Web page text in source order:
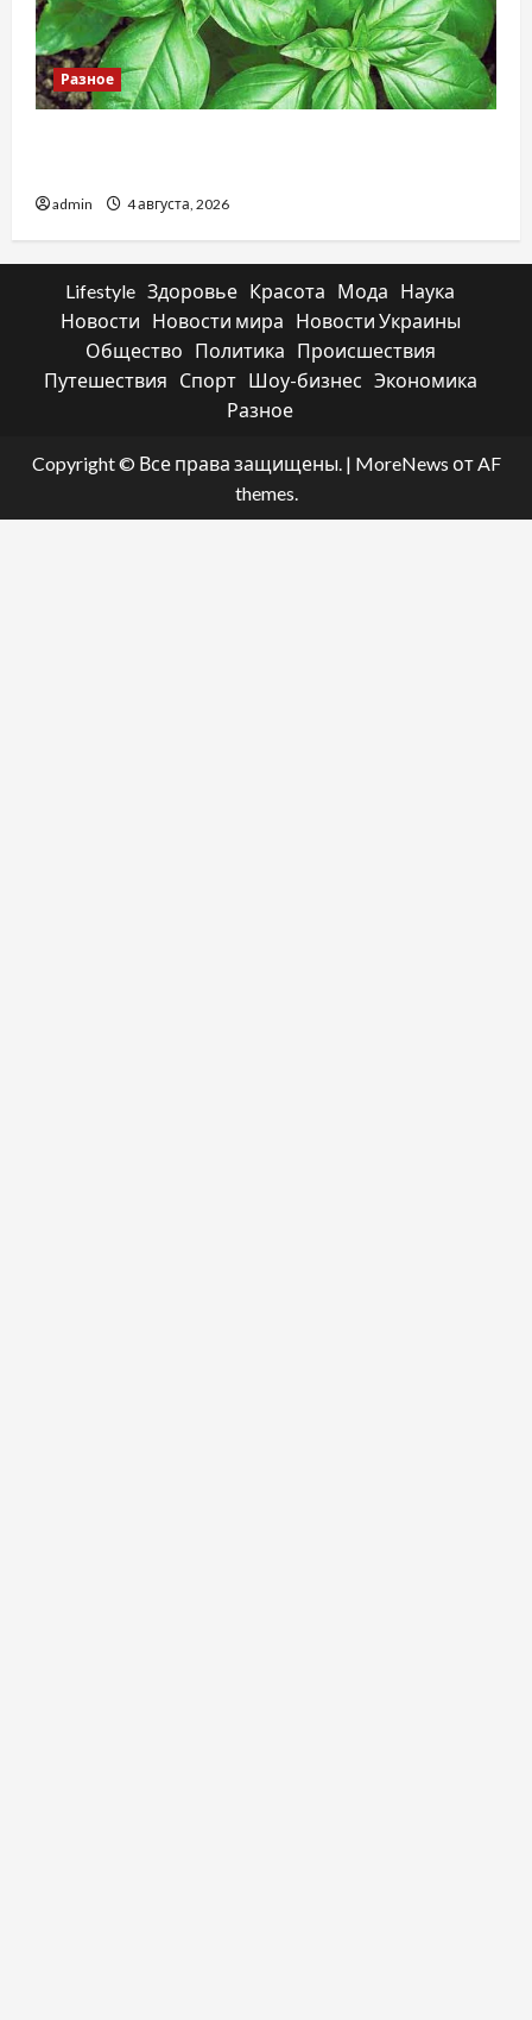
Разное
admin 4 августа, 2026
Lifestyle Здоровье Красота Мода
Наука
Новости
Новости мира
Новости Украины
Общество
Политика
Происшествия
Путешествия
Спорт Шоу-бизнес Экономика
Разное
Copyright © Все права защищены. | MoreNews от AF
themes.